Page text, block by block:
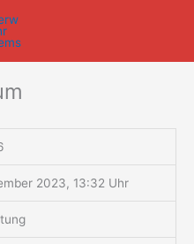
2023, 13:32 Uhr